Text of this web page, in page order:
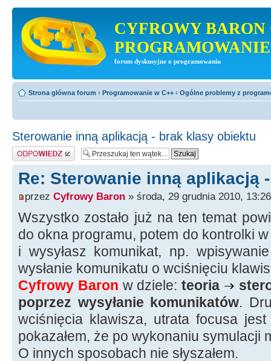
CYFROWY BARON
PROGRAMOWANIE
forum dyskusyjne o programowaniu
Strona główna forum ‹ Programowanie w C++ ‹ Ogólne problemy z
Sterowanie inną aplikacją - brak klasy obiektu
Odpowiedz
Re: Sterowanie inną aplikacją
przez Cyfrowy Baron » środa, 29 grudnia 2010, 13:26
Wszystko zostało już na ten temat
do okna programu, potem do kontrolki
i wysyłasz komunikat, np.
wysłanie komunikatu o wciśnięciu
Cyfrowy Baron w dziele:teoria
poprzez wysyłanie komunikatów.
wciśnięcia klawisza, utrata focusa
pokazałem, że po wykonaniu symulacji
O innych sposobach nie słyszałem.